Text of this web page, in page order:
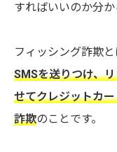
すればいいのか分
フィッシング詐欺と
SMSを送りつけ、
せてクレジットカ
詐欺のことです。